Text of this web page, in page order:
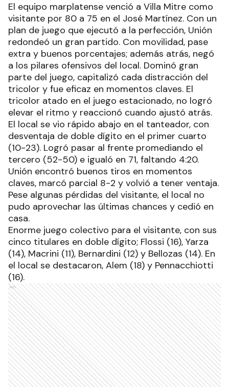
El equipo marplatense venció a Villa Mitre como
visitante por 80 a 75 en el José Martínez. Con un
plan de juego que ejecutó a la perfección, Unión
redondeó un gran partido. Con movilidad, pase
extra y buenos porcentajes; además atrás, negó
a los pilares ofensivos del local. Dominó gran
parte del juego, capitalizó cada distracción del
tricolor y fue eficaz en momentos claves. El
tricolor atado en el juego estacionado, no logró
elevar el ritmo y reaccionó cuando ajustó atrás.
El local se vio rápido abajo en el tanteador, con
desventaja de doble dígito en el primer cuarto
(10-23). Logró pasar al frente promediando el
tercero (52-50) e igualó en 71, faltando 4:20.
Unión encontró buenos tiros en momentos
claves, marcó parcial 8-2 y volvió a tener ventaja.
Pese algunas pérdidas del visitante, el local no
pudo aprovechar las últimas chances y cedió en
casa.
Enorme juego colectivo para el visitante, con sus
cinco titulares en doble dígito; Flossi (16), Yarza
(14), Macrini (11), Bernardini (12) y Bellozas (14). En
el local se destacaron, Alem (18) y Pennacchiotti
(16).
Ads